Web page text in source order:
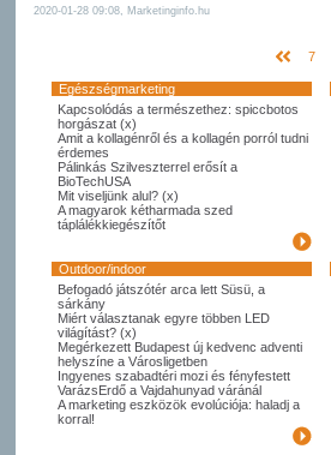
2020-01-28 09:08, Marketinginfo.hu
7
Egészségmarketing
Kapcsolódás a természethez: spiccbotos
horgászat (x)
Amit a kollagénről és a kollagén porról tudni
érdemes
Pálinkás Szilveszterrel erősít a
BioTechUSA
Mit viseljünk alul? (x)
A magyarok kétharmada szed
táplálékkiegészítőt
Outdoor/indoor
Befogadó játszótér arca lett Süsü, a
sárkány
Miért választanak egyre többen LED
világítást? (x)
Megérkezett Budapest új kedvenc adventi
helyszíne a Városligetben
Ingyenes szabadtéri mozi és fényfestett
VarázsErdő a Vajdahunyad váránál
A marketing eszközök evolúciója: haladj a
korral!